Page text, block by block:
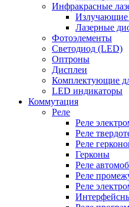
Инфракрасные
Лазерные
Фотоэлементы
Светодиод (LED)
Оптроны
Дисплеи
Комплектующие
LED индикаторы
Коммутация
Реле
Реле
Реле
Реле
Герконы
Реле
Реле
Реле